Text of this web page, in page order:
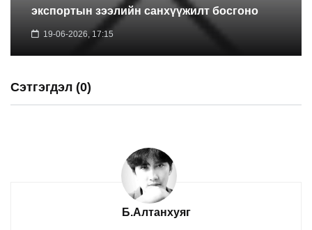
экспортын зээлийн санхүүжилт босгоно
19-06-2026, 17:15
Сэтгэгдэл (0)
Б.Алтанхуяг